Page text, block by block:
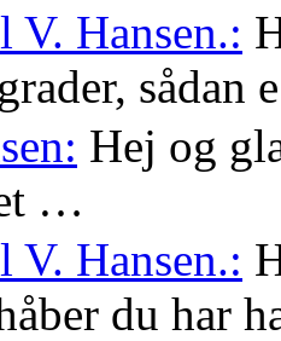
V. Hansen.:
sådan
Hej og
…
V. Hansen.:
du har